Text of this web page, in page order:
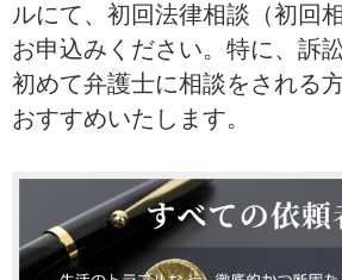
ルにて、初回法律相談（初回
お申込みください。特に、訴
初めて弁護士に相談をされる
おすすめいたします。